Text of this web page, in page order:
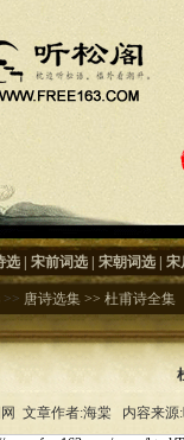
选 宋前词选 宋朝词选 宋
>> 唐诗选集 >> 杜甫诗全集
文章作者:海棠 内容来